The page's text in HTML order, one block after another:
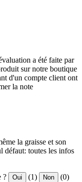
a été faite par
sur notre boutique
d'un compte client ont
la note
la graisse et son
défaut: toutes les infos
? Oui (1) Non (0)